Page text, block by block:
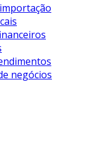
negócios